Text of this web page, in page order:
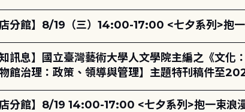
店分館】8/19（三）14:00-17:00 <七夕系列>抱
知訊息】國立臺灣藝術大學人文學院主編之《文
館治理：政策、領導與管理】主題特刊稿件至
店分館】8/19 14:00-17:00 <七夕系列>抱一束浪